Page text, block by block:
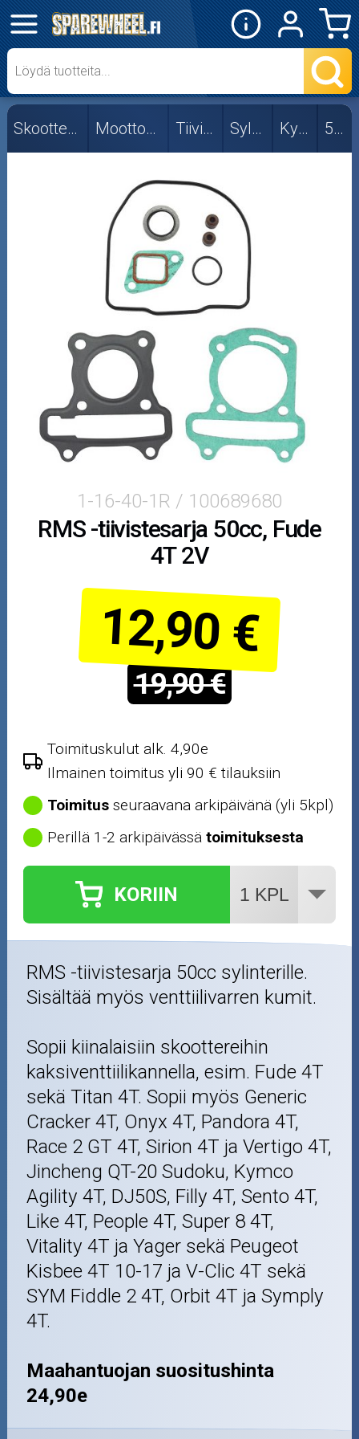
✕
Mopon osat
Skootterin osat
Aprilia
Viritys
Minarelli
Peugeot
Crossipyörän osat
Moottoripyörän osat
Moottorikelkan osat
Mopoauton osat
Mönkijän osat
Puutarha ja metsä
Ajovarusteet
Renkaat ja vanteet
Öljyt ja kemikaalit
Työkalut
Outlet-tuotteet
Skootterin osat Moottorin osat Tiivisteet Sylinteri Kymco 50cc
1-16-40-1R / 100689680
RMS -tiivistesarja 50cc, Fude
4T 2V
12,90 €
19,90 €
Toimituskulut alk. 4,90e
Ilmainen toimitus yli 90 € tilauksiin
Toimitus seuraavana arkipäivänä (yli 5kpl)
Perillä 1-2 arkipäivässätoimituksesta
KORIIN
RMS -tiivistesarja 50cc sylinterille.
Sisältää myös venttiilivarren kumit.
Sopii kiinalaisiin skoottereihin
kaksiventtiilikannella, esim. Fude 4T
sekä Titan 4T. Sopii myös Generic
Cracker 4T, Onyx 4T, Pandora 4T,
Race 2 GT 4T, Sirion 4T ja Vertigo 4T,
Jincheng QT-20 Sudoku, Kymco
Agility 4T, DJ50S, Filly 4T, Sento 4T,
Like 4T, People 4T, Super 8 4T,
Vitality 4T ja Yager sekä Peugeot
Kisbee 4T 10-17 ja V-Clic 4T sekä
SYM Fiddle 2 4T, Orbit 4T ja Symply
4T.
Maahantuojan suositushinta
24,90e